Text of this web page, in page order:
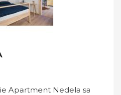
Apartment Nedela sa